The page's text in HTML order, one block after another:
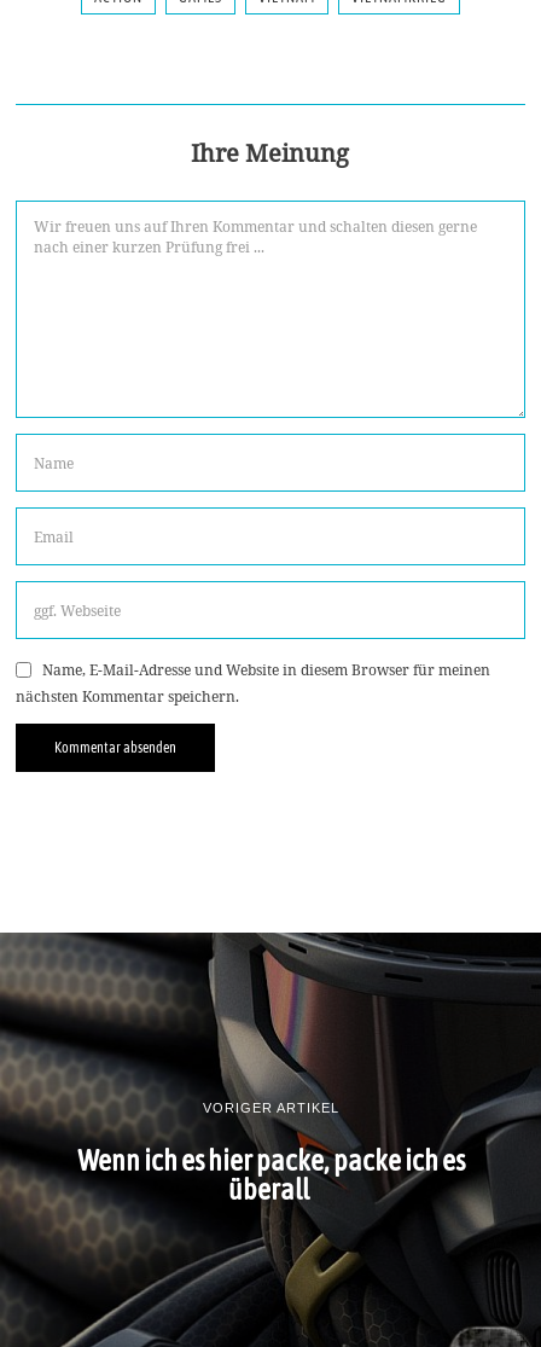
Ihre Meinung
Name, E-Mail-Adresse und Website in diesem Browser für meinen
nächsten Kommentar speichern.
VORIGER ARTIKEL
Wenn ich es hier packe, packe ich es
überall